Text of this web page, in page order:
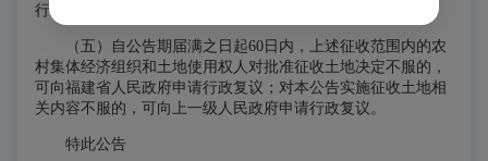
行。
（五）自公告期届满之日起60日内，上述征收范围内的农
村集体经济组织和土地使用权人对批准征收土地决定不服的，
可向福建省人民政府申请行政复议；对本公告实施征收土地相
关内容不服的，可向上一级人民政府申请行政复议。
特此公告